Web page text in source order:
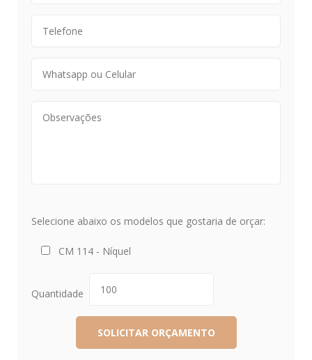
Selecione abaixo os modelos que gostaria de orçar:
CM 114 - Níquel
Quantidade